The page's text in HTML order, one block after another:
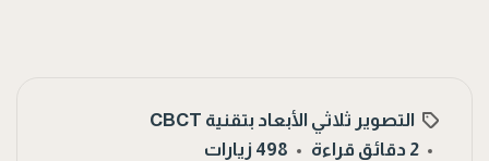
التصوير ثلاثي الأبعاد بتقنية CBCT
2 دقائق قراءة
498 زيارات